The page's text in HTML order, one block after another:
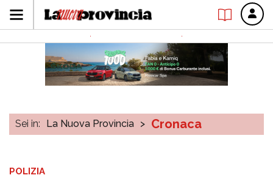
Sei in: La Nuova Provincia > Cronaca
POLIZIA